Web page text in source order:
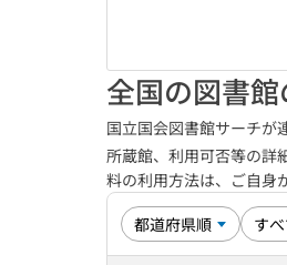
全国の図書
国立国会図書館サーチが
所蔵館、利用可否等の詳
料の利用方法は、ご自身